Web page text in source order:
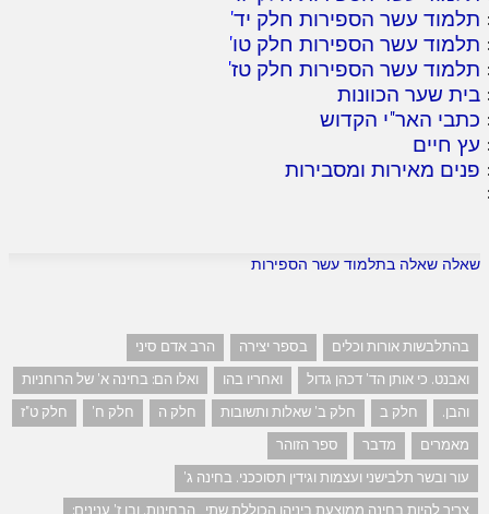
תלמוד עשר הספירות חלק יד'
תלמוד עשר הספירות חלק טו'
תלמוד עשר הספירות חלק טז'
בית שער הכוונות
כתבי האר"י הקדוש
עץ חיים
פנים מאירות ומסבירות
שאלה שאלה בתלמוד עשר הספירות
בהתלבשות אורות וכלים בספר יצירה
הרב אדם סיני
ואבנט. כי אותן הד' דכהן גדול
ואחריו בהו
ואלו הם: בחינה א' של הרוחניות
והבן.
חלק ב חלק ב' שאלות ותשובות חלק ה חלק ח'
חלק ט"ז
מאמרים
מדבר
ספר הזוהר
עור ובשר תלבישני ועצמות וגידין תסוככני. בחינה ג'
צריך להיות בחינה ממוצעת ביניהן הכוללת שתי הבחינות. ובו ז' ענינים: